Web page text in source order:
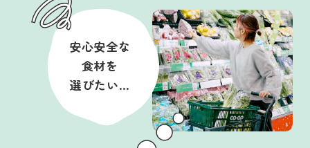
安心安全な
食材を
選びたい…